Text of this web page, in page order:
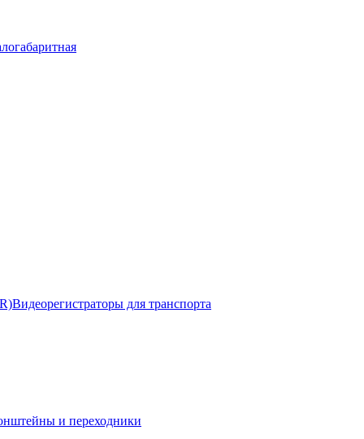
Видеорегистраторы для транспорта
и переходники